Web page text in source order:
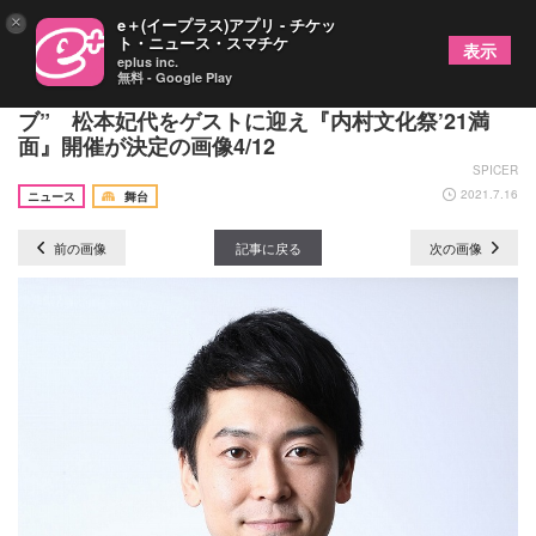
内村光良が“今、やりたいことをやるコントライ
ブ” 松本妃代をゲストに迎え『内村文化祭’21満
面』開催が決定の画像4/12
SPICER
ニュース
舞台 2021.7.16
前の画像 記事に戻る 次の画像
× e＋(イープラス)アプリ - チケッ
ト・ニュース・スマチケ
eplus inc.
無料 - Google Play
表示